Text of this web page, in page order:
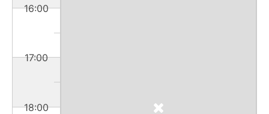
16:00
17:00
18:00